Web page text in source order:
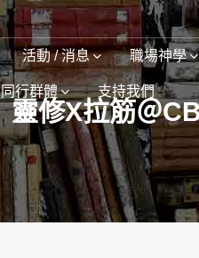
活動 / 消息 職場神學
同行群體 支持我們
靈修X拉筋＠